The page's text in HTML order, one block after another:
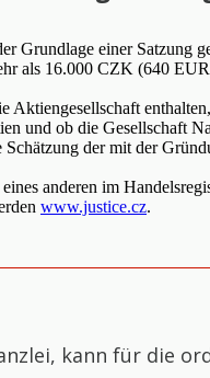
Grundlage einer Satzung
als 16.000 CZK (640
und ob die Gesellschaft
der mit der
anderen im
www.justice.cz.
kann für die